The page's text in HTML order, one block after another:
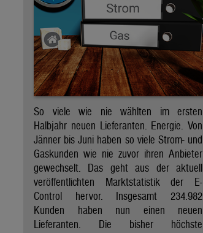
So viele wie nie wählten im ersten
Halbjahr neuen Lieferanten. Energie. Von
Jänner bis Juni haben so viele Strom- und
Gaskunden wie nie zuvor ihren Anbieter
gewechselt. Das geht aus der aktuell
veröffentlichten Marktstatistik der E-
Control hervor. Insgesamt 234.982
Kunden haben nun einen neuen
Lieferanten. Die bisher höchste